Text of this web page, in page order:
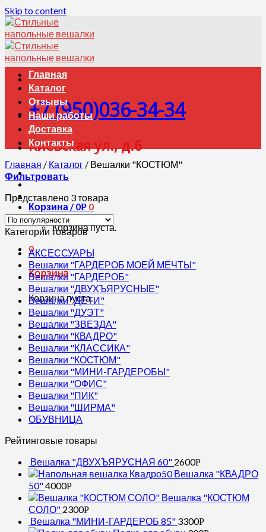
Skip to content
+7 (950)036-34-34
Киевская ул., д.6
Корзина /0Р 0
Корзина пуста.
0
Корзина
Корзина пуста.
Главная
Каталог
Отзывы
Наши работы
Доставка
Контакты
Главная / Каталог / Вешалки "КОСТЮМ"
Фильтровать
Представлено 3 товара
Категории товаров
АКСЕССУАРЫ
Вешалки "ГАРДЕРОБ МОЕЙ МЕЧТЫ"
Вешалки "ГАРДЕРОБ"
Вешалки "ДВУХЪЯРУСНЫЕ"
Вешалки "ДЕТИ"
Вешалки "ДУЭТ"
Вешалки "ЗВЕЗДА"
Вешалки "КВАДРО"
Вешалки "КЛАССИКА"
Вешалки "КОСТЮМ"
Вешалки "МИНИ-ГАРДЕРОБЫ"
Вешалки "ОФИС"
Вешалки "ПИК"
Вешалки "ШИРМА"
ОБУВНИЦА
Рейтинговые товары
Вешалка "ДВУХЪЯРУСНАЯ 60" 2600Р
Вешалка "КВАДРО
50"4000Р
Вешалка "КОСТЮМ
СОЛО" 2300Р
Вешалка "МИНИ-ГАРДЕРОБ 85" 3300Р